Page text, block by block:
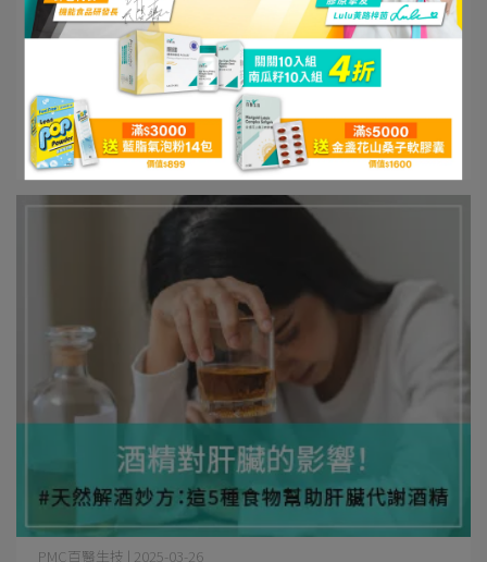
喝的保養：水滴膠原胜肽飲，打造由內而外
的水嫩光采！
PMC百醫生技 | 2025-05-04
目錄 什麼是水滴膠原胜肽飲？一口喝下保養力⋯
閱讀更多 ->
PMC百醫生技 | 2025-03-26